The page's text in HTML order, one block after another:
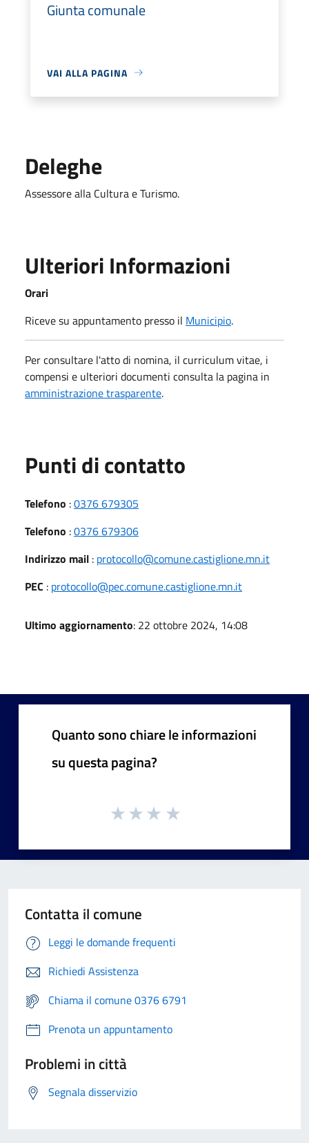
Giunta comunale
VAI ALLA PAGINA
Deleghe
Assessore alla Cultura e Turismo.
Ulteriori Informazioni
Orari
Riceve su appuntamento presso il Municipio.
Per consultare l'atto di nomina, il curriculum vitae, i
compensi e ulteriori documenti consulta la pagina in
amministrazione trasparente.
Punti di contatto
Telefono :0376 679305
Telefono :0376 679306
Indirizzo mail : protocollo@comune.castiglione.mn.it
PEC : protocollo@pec.comune.castiglione.mn.it
Ultimo aggiornamento: 22 ottobre 2024, 14:08
Quanto sono chiare le informazioni
su questa pagina?
Contatta il comune
Leggi le domande frequenti
Richiedi Assistenza
Chiama il comune 0376 6791
Prenota un appuntamento
Problemi in città
Segnala disservizio